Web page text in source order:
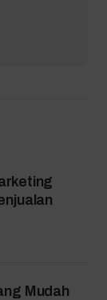
Mudah